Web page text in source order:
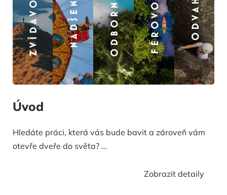
Úvod
Hledáte práci, která vás bude bavit a zároveň vám
otevře dveře do světa? …
Zobrazit detaily